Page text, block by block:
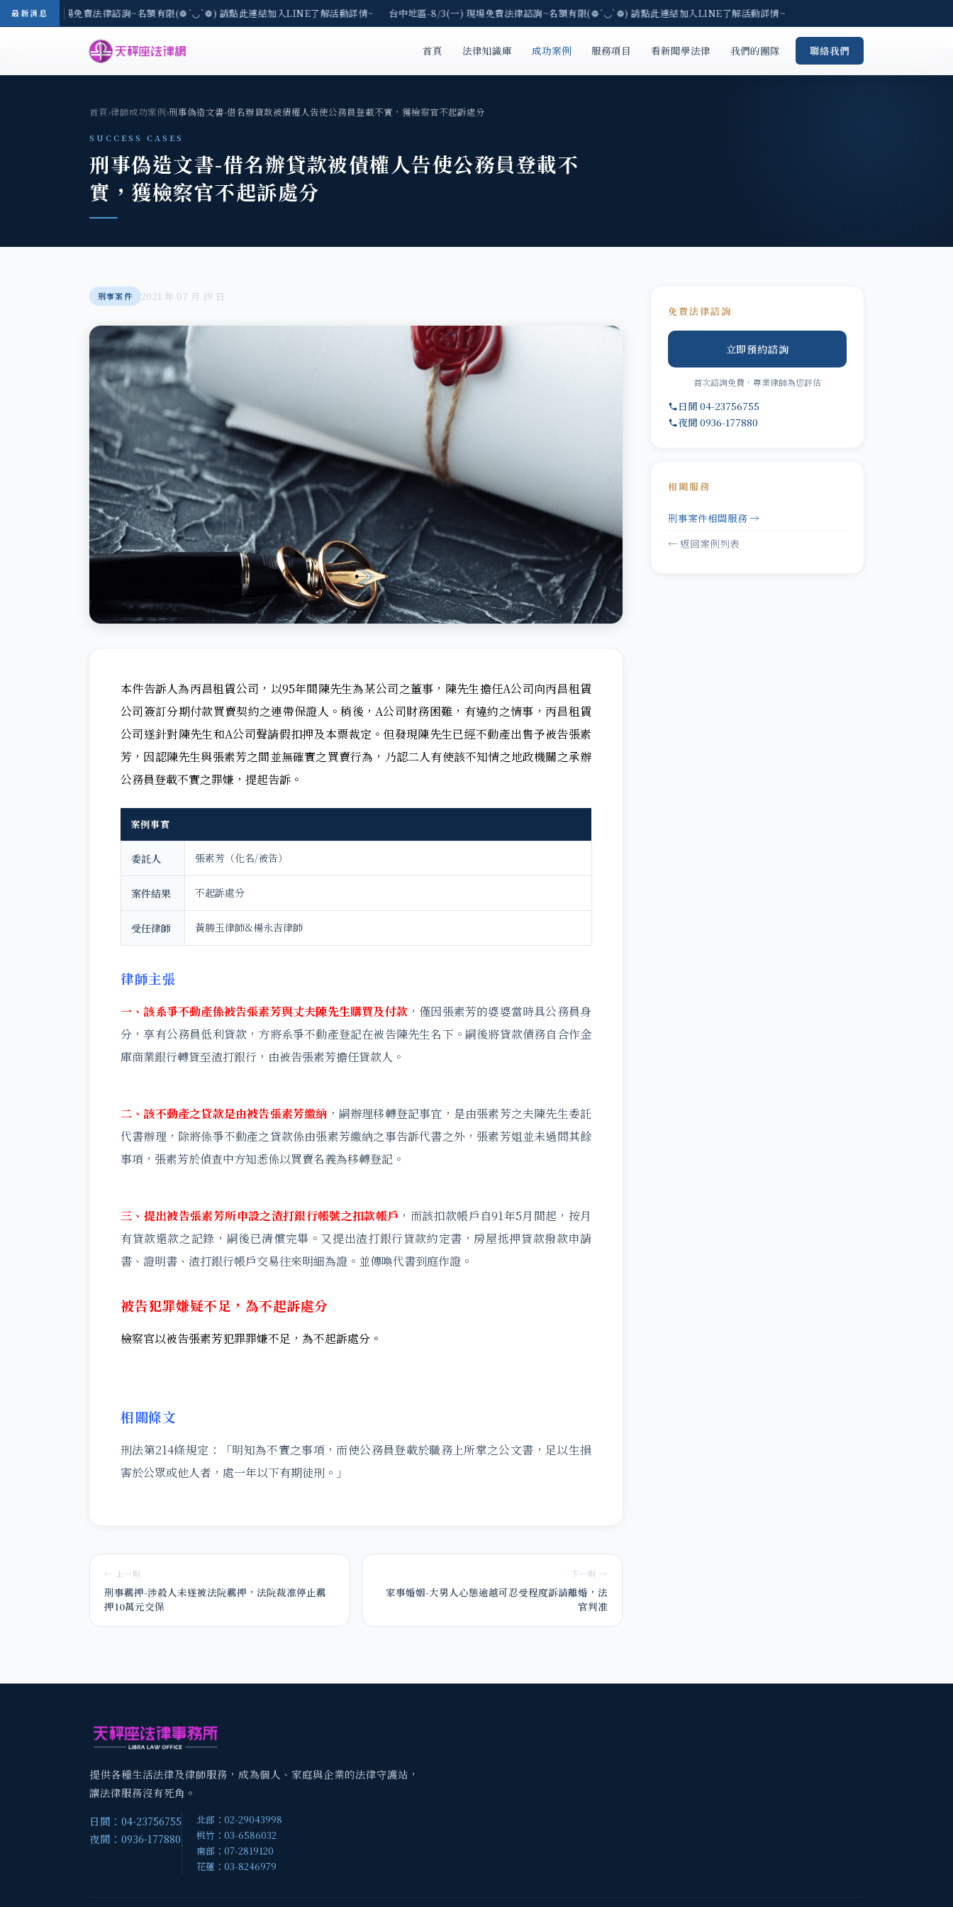
最新消息
-8/3(一) 現場免費法律諮詢~名額有限(❁´◡`❁) 請點此連結加入LINE了解活動詳情~ 台中地區-8/3(一) 現場免費法律諮詢~名額有限(❁´◡`❁) 請點此連結加入LINE了解活動詳情~
首頁 法律知識庫 成功案例 服務項目 看新聞學法律 我們的團隊 聯絡我們
首頁›律師成功案例›刑事偽造文書-借名辦貸款被債權人告使公務員登載不實，獲檢察官不起訴處分
SUCCESS CASES
刑事偽造文書-借名辦貸款被債權人告使公務員登載不
實，獲檢察官不起訴處分
刑事案件 2021 年 07 月 19 日
本件告訴人為丙昌租賃公司，以95年間陳先生為某公司之董事，陳先生擔任A公司向丙昌租賃
公司簽訂分期付款買賣契約之連帶保證人。稍後，A公司財務困難，有違約之情事，丙昌租賃
公司遂針對陳先生和A公司聲請假扣押及本票裁定。但發現陳先生已經不動產出售予被告張素
芳，因認陳先生與張素芳之間並無確實之買賣行為，乃認二人有使該不知情之地政機關之承辦
公務員登載不實之罪嫌，提起告訴。
案例事實
委託人 張素芳（化名/被告）
案件結果 不起訴處分
受任律師 黃勝玉律師&楊永吉律師
律師主張
一、該系爭不動產係被告張素芳與丈夫陳先生購買及付款 ，僅因張素芳的婆婆當時具公務員身
分，享有公務員低利貸款，方將系爭不動產登記在被告陳先生名下。嗣後將貸款債務自合作金
庫商業銀行轉貸至渣打銀行，由被告張素芳擔任貸款人。
二、該不動產之貸款是由被告張素芳繳納 ，嗣辦理移轉登記事宜，是由張素芳之夫陳先生委託
代書辦理，除將係爭不動產之貸款係由張素芳繳納之事告訴代書之外，張素芳姐並未過問其餘
事項，張素芳於偵查中方知悉係以買賣名義為移轉登記。
三、提出被告張素芳所申設之渣打銀行帳號之扣款帳戶 ，而該扣款帳戶自91年5月間起，按月
有貸款還款之記錄，嗣後已清償完畢。又提出渣打銀行貸款約定書，房屋抵押貸款撥款申請
書、證明書、渣打銀行帳戶交易往來明細為證。並傳喚代書到庭作證。
被告犯罪嫌疑不足，為不起訴處分
檢察官以被告張素芳犯罪罪嫌不足，為不起訴處分。
相關條文
刑法第214條規定：「明知為不實之事項，而使公務員登載於職務上所掌之公文書，足以生損
害於公眾或他人者，處一年以下有期徒刑。」
← 上一則
刑事羈押-涉殺人未遂被法院羈押，法院裁准停止羈
押10萬元交保
下一則 →
家事婚姻-大男人心態逾越可忍受程度訴請離婚，法
官判准
免費法律諮詢
立即預約諮詢
首次諮詢免費，專業律師為您評估
日間 04-23756755
夜間 0936-177880
相關服務
刑事案件相關服務 →
← 返回案例列表
提供各種生活法律及律師服務，成為個人、家庭與企業的法律守護站，
讓法律服務沒有死角。
日間：04-23756755
夜間：0936-177880
北部：02-29043998
桃竹：03-6586032
南部：07-2819120
花蓮：03-8246979